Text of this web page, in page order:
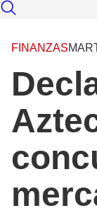
FINANZAS